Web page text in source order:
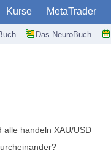
Kurse MetaTrader
Das NeuroBuch
alle handeln XAU/USD